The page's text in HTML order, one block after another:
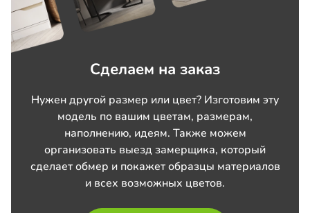
Сделаем на заказ
Нужен другой размер или цвет? Изготовим эту
модель по вашим цветам, размерам,
наполнению, идеям. Также можем
организовать выезд замерщика, который
сделает обмер и покажет образцы материалов
и всех возможных цветов.